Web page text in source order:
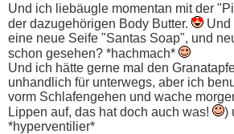
Und ich liebäugle momentan mit der
der dazugehörigen Body Butter.
Und
eine neue Seife "Santas Soap", und
schon gesehen? *hachmach*
Und ich hätte gerne mal den
unhandlich für unterwegs, aber ich
vorm Schlafengehen und wache
Lippen auf, das hat doch auch was!
)
*hyperventilier*